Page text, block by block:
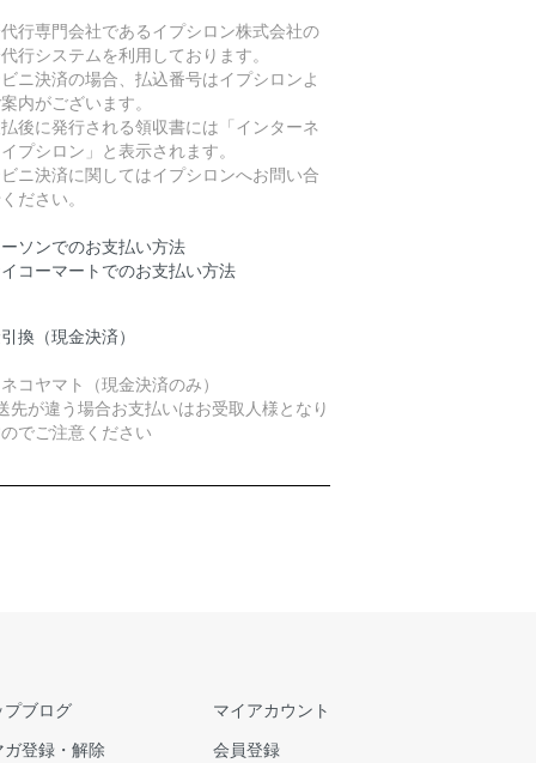
行専門会社であるイプシロン株式会社の
行システムを利用しております。
ニ決済の場合、払込番号はイプシロンよ
内がございます。
後に発行される領収書には「インターネ
プシロン」と表示されます。
ニ決済に関してはイプシロンへお問い合
ださい。
ソンでのお支払い方法
コーマートでのお支払い方法
換（現金決済）
コヤマト（現金決済のみ）
先が違う場合お支払いはお受取人様となり
でご注意ください
プブログ
ガ登録・解除
マイアカウント
会員登録